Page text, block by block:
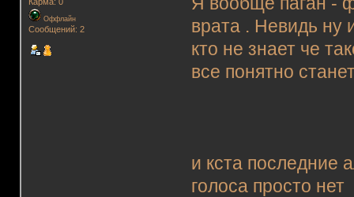
Оффлайн
Сообщений: 2
врата . Невидь
кто не знает че
все понятно
и кста последние
голоса просто нет